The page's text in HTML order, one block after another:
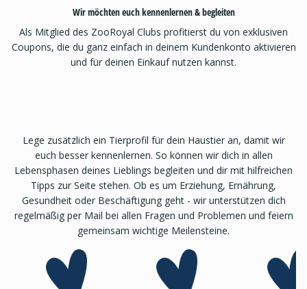
Wir möchten euch kennenlernen & begleiten
Als Mitglied des ZooRoyal Clubs profitierst du von exklusiven
Coupons, die du ganz einfach in deinem Kundenkonto aktivieren
und für deinen Einkauf nutzen kannst.
Lege zusätzlich ein Tierprofil für dein Haustier an, damit wir
euch besser kennenlernen. So können wir dich in allen
Lebensphasen deines Lieblings begleiten und dir mit hilfreichen
Tipps zur Seite stehen. Ob es um Erziehung, Ernährung,
Gesundheit oder Beschäftigung geht - wir unterstützen dich
regelmäßig per Mail bei allen Fragen und Problemen und feiern
gemeinsam wichtige Meilensteine.